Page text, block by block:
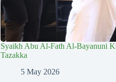
Syaikh Abu Al-Fath Al-Bayanuni
Tazakka
5 May 2026